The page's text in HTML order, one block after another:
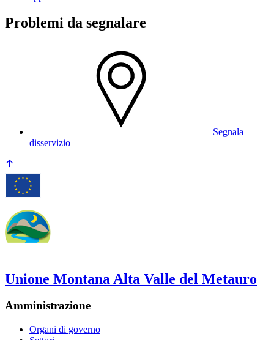
Problemi da segnalare
Segnala
disservizio
Unione Montana Alta Valle del Metauro
Amministrazione
Organi di governo